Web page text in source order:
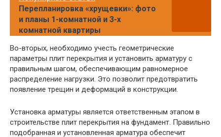
Перепланировка «хрущевки»: фото
и планы 1-комнатной и 3-х
комнатной квартиры
Во-вторых, необходимо учесть геометрические
параметры плит перекрытия и установить арматуру с
правильным шагом, обеспечивающим равномерное
распределение нагрузки. Это позволит предотвратить
появление трещин и деформаций в конструкции.
Установка арматуры является ответственным этапом в
строительстве плит перекрытия на фундамент. Правильно
подобранная и установленная арматура обеспечит